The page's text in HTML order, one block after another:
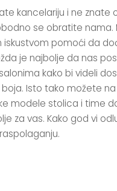
kancelariju i ne znate
se obratite nama.
iskustvom pomoći da
je najbolje da nas
kako bi videli
Isto tako možete
modele stolica i time
za vas. Kako god vi